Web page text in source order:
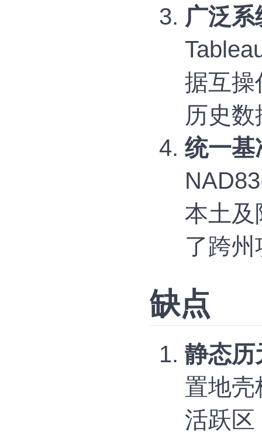
广泛
据互操
历史
统一基
本土及
了跨
缺点
静态历
置地壳
活跃区